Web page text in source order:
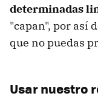
determinadas
"capan", por así
que no puedas
Usar nuestro